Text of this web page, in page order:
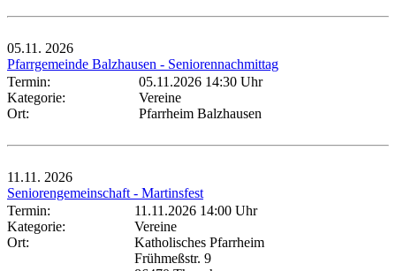
05.11. 2026
Pfarrgemeinde Balzhausen - Seniorennachmittag
Termin:
05.11.2026 14:30 Uhr
Kategorie:
Vereine
Ort:
Pfarrheim Balzhausen
11.11. 2026
Seniorengemeinschaft - Martinsfest
Termin:
11.11.2026 14:00 Uhr
Kategorie:
Vereine
Ort:
Katholisches Pfarrheim
Frühmeßstr. 9